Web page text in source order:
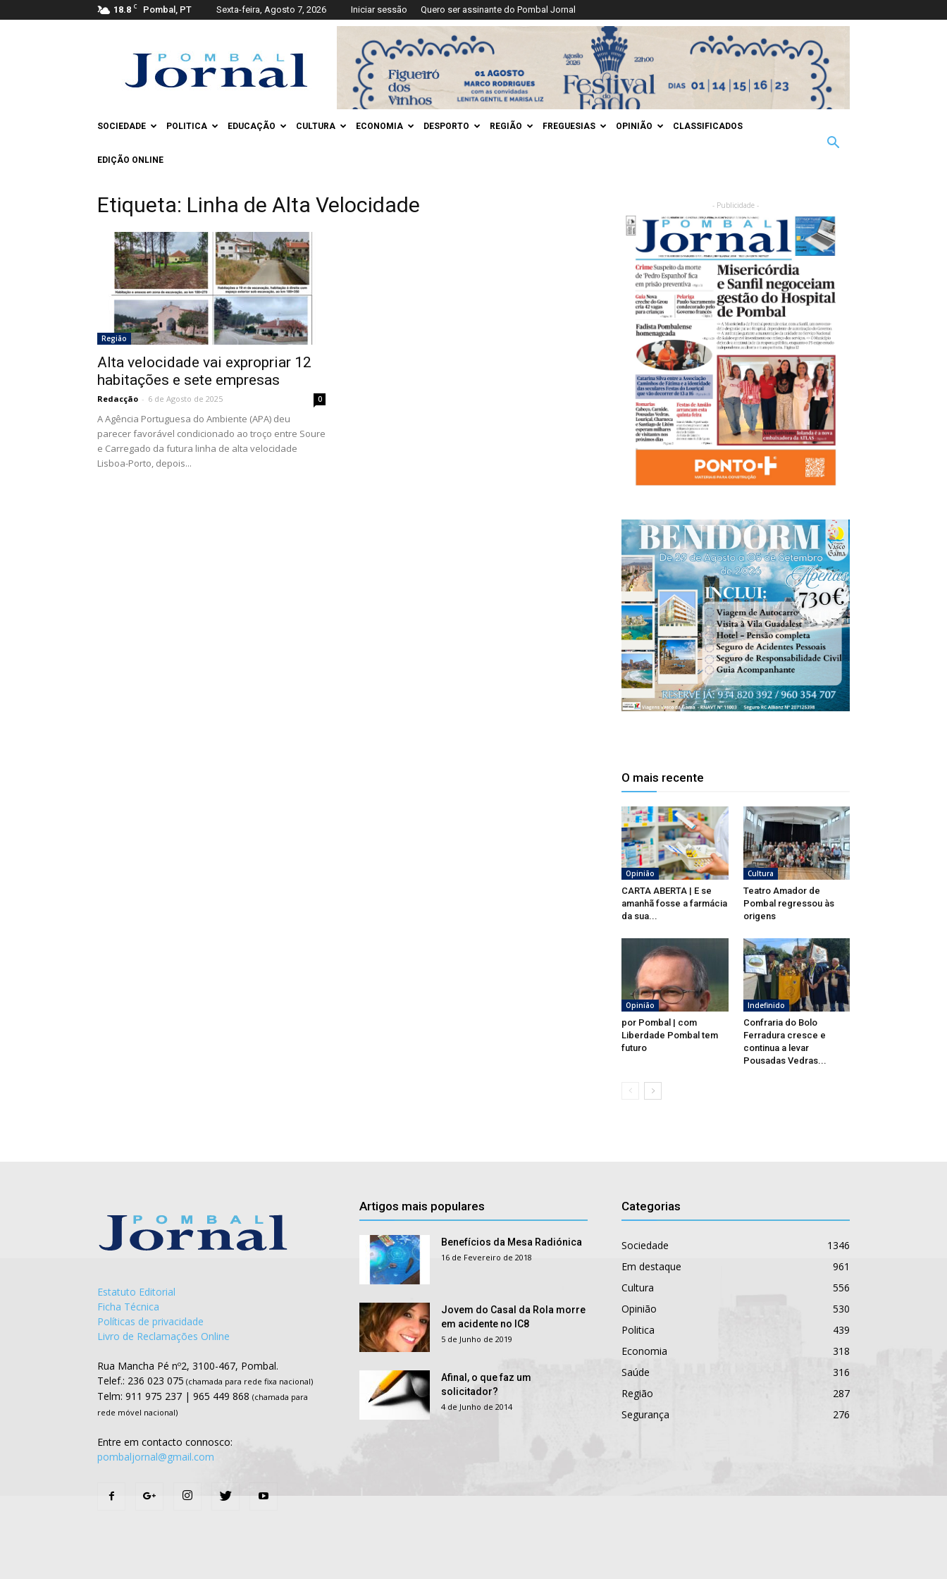
18.8 C Pombal, PT Sexta-feira, Agosto 7, 2026 Iniciar sessão Quero ser assinante do Pombal Jornal
Jornal
SOCIEDADE POLITICA EDUCAÇÃO CULTURA ECONOMIA DESPORTO REGIÃO FREGUESIAS OPINIÃO CLASSIFICADOS
EDIÇÃO ONLINE
Etiqueta: Linha de Alta Velocidade
Região
Alta velocidade vai expropriar 12
habitações e sete empresas
Redacção - 6 de Agosto de 2025 0
A Agência Portuguesa do Ambiente (APA) deu
parecer favorável condicionado ao troço entre Soure
e Carregado da futura linha de alta velocidade
Lisboa-Porto, depois...
- Publicidade -
O mais recente
Opinião
CARTA ABERTA | E se
amanhã fosse a farmácia
da sua...
Cultura
Teatro Amador de
Pombal regressou às
origens
Opinião
por Pombal | com
Liberdade Pombal tem
futuro
Indefinido
Confraria do Bolo
Ferradura cresce e
continua a levar
Pousadas Vedras...
Estatuto Editorial
Ficha Técnica
Políticas de privacidade
Livro de Reclamações Online
Rua Mancha Pé nº2, 3100-467, Pombal.
Telef.: 236 023 075 (chamada para rede fixa nacional)
Telm: 911 975 237 | 965 449 868 (chamada para
rede móvel nacional)
Entre em contacto connosco:
pombaljornal@gmail.com
Artigos mais populares
Benefícios da Mesa Radiónica
16 de Fevereiro de 2018
Jovem do Casal da Rola morre
em acidente no IC8
5 de Junho de 2019
Afinal, o que faz um
solicitador?
4 de Junho de 2014
Categorias
Sociedade
1346
Em destaque
961
Cultura
556
Opinião
530
Politica
439
Economia
318
Saúde
316
Região
287
Segurança
276